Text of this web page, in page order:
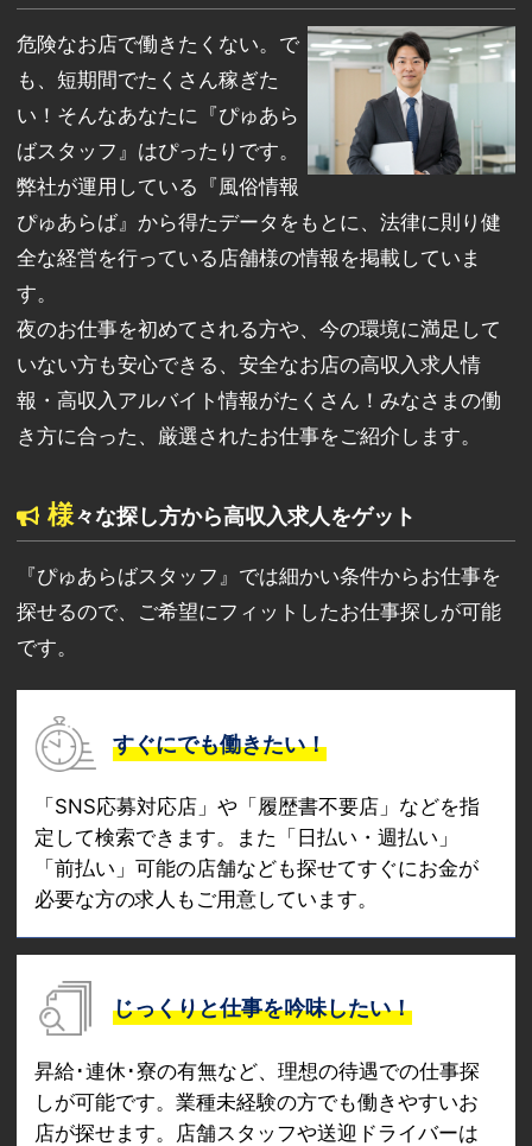
危険なお店で働きたくない。で
も、短期間でたくさん稼ぎた
い！そんなあなたに『ぴゅあら
ばスタッフ』はぴったりです。
弊社が運用している『風俗情報
ぴゅあらば』から得たデータをもとに、法律に則り健
全な経営を行っている店舗様の情報を掲載していま
す。
夜のお仕事を初めてされる方や、今の環境に満足して
いない方も安心できる、安全なお店の高収入求人情
報・高収入アルバイト情報がたくさん！みなさまの働
き方に合った、厳選されたお仕事をご紹介します。
様々な探し方から高収入求人をゲット
『ぴゅあらばスタッフ』では細かい条件からお仕事を
探せるので、ご希望にフィットしたお仕事探しが可能
です。
すぐにでも働きたい！
「SNS応募対応店」や「履歴書不要店」などを指
定して検索できます。また「日払い・週払い」
「前払い」可能の店舗なども探せてすぐにお金が
必要な方の求人もご用意しています。
じっくりと仕事を吟味したい！
昇給･連休･寮の有無など、理想の待遇での仕事探
しが可能です。業種未経験の方でも働きやすいお
店が探せます。店舗スタッフや送迎ドライバーは